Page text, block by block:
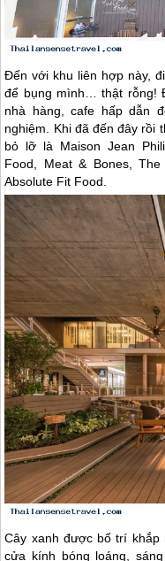
Đến với khu liên hợp này,
để bụng mình… thật rỗng!
nhà hàng, cafe hấp dẫn
nghiệm. Khi đã đến đây rồi
bỏ lỡ là Maison Jean
Food, Meat & Bones,
Absolute Fit Food.
Cây xanh được bố trí
cửa kính bóng loáng,